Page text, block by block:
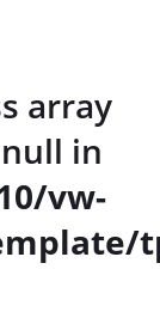
array
in
vw-